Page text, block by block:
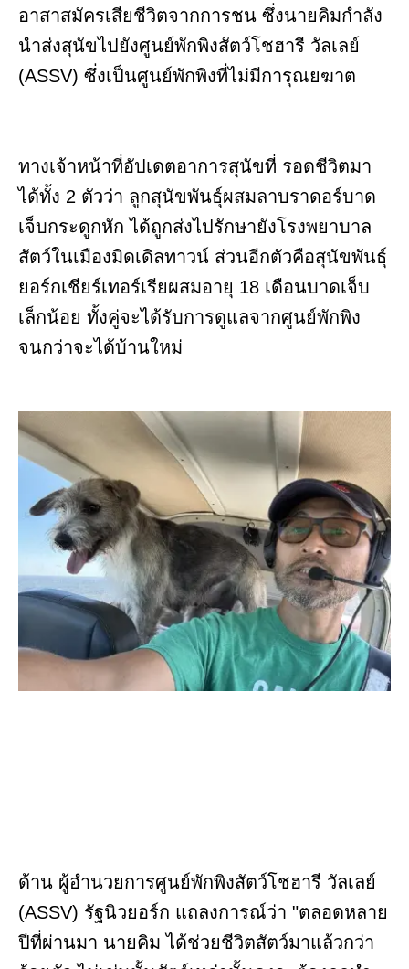
อาสาสมัครเสียชีวิตจากการชน ซึ่งนายคิมกำลัง
นำส่งสุนัขไปยังศูนย์พักพิงสัตว์โชฮารี วัลเลย์
(ASSV) ซึ่งเป็นศูนย์พักพิงที่ไม่มีการุณยฆาต
ทางเจ้าหน้าที่อัปเดตอาการสุนัขที่ รอดชีวิตมา
ได้ทั้ง 2 ตัวว่า ลูกสุนัขพันธุ์ผสมลาบราดอร์บาด
เจ็บกระดูกหัก ได้ถูกส่งไปรักษายังโรงพยาบาล
สัตว์ในเมืองมิดเดิลทาวน์ ส่วนอีกตัวคือสุนัขพันธุ์
ยอร์กเชียร์เทอร์เรียผสมอายุ 18 เดือนบาดเจ็บ
เล็กน้อย ทั้งคู่จะได้รับการดูแลจากศูนย์พักพิง
จนกว่าจะได้บ้านใหม่
ด้าน ผู้อำนวยการศูนย์พักพิงสัตว์โชฮารี วัลเลย์
(ASSV) รัฐนิวยอร์ก แถลงการณ์ว่า "ตลอดหลาย
ปีที่ผ่านมา นายคิม ได้ช่วยชีวิตสัตว์มาแล้วกว่า